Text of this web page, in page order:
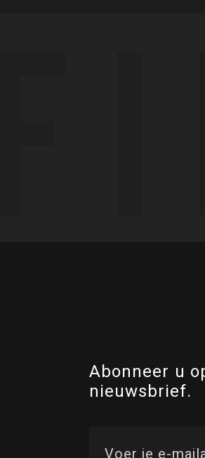
Abonneer u
nieuwsbrief.